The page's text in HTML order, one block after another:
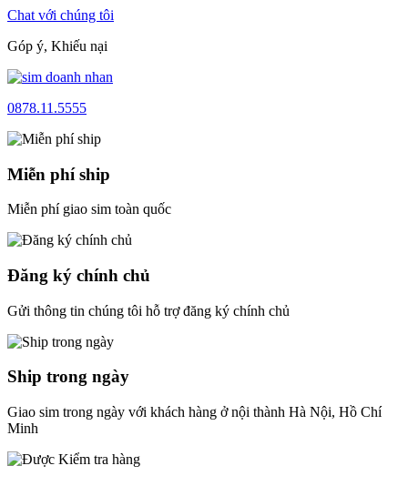
Chat với chúng tôi
Góp ý, Khiếu nại
0878.11.5555
Miễn phí ship
Miễn phí giao sim toàn quốc
Đăng ký chính chủ
Gửi thông tin chúng tôi hỗ trợ đăng ký chính chủ
Ship trong ngày
Giao sim trong ngày với khách hàng ở nội thành Hà Nội, Hồ Chí
Minh